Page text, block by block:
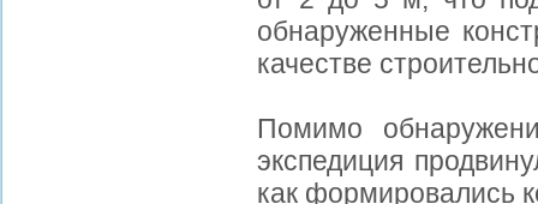
обнаруженные
качестве
Помимо
экспедиция
как формировались